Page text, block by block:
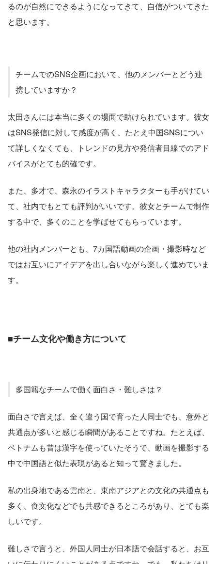
るのが自然にできるようになってきて、自信がついてきた
と思います。
チームでのSNS企画において、他のメンバーとどう連
携していますか？
太田さんには本当に多くの場面で助けられています。彼女
はSNS発信に対して感度が高く、たとえ中国SNSについ
て詳しくなくても、トレンドの見方や発信者目線でのアド
バイスがとても的確です。
また、多才で、森永のイラストキャラクターも手がけてい
て、社内でもとても評判がいいです。彼女とチームで制作
する中で、多くのことを学ばせてもらっています。
他の社内メンバーとも、7カ国語動画の企画・撮影時など
ではお互いにアイデアを出し合いながら楽しく進めていま
す。
■チーム文化や働き方について
多国籍なチームで働く面白さ・難しさは？
面白さで言えば、全く違う国で育った人同士でも、意外と
共通点が多いと感じる瞬間があることですね。たとえば、
ベトナムも昔は漢字を使っていたそうで、動画を撮影する
中で中国語と似た表現があると知って驚きました。
私の出身地である雲南と、東南アジアとの文化の共通点も
多く、食文化などでも共感できるところがあり、とても楽
しいです。
難しさで言うと、外国人同士が日本語で会話すると、お互